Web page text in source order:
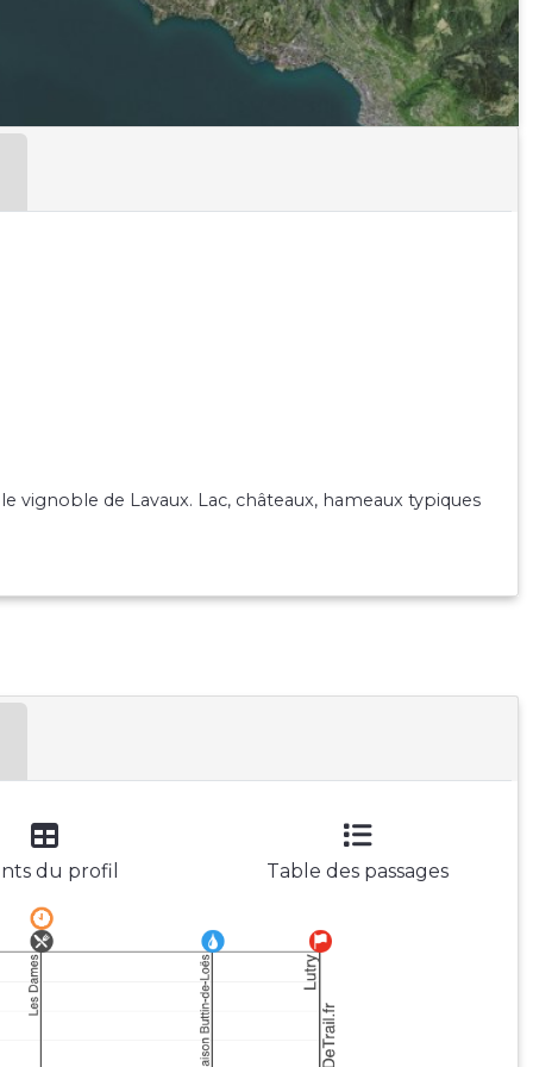
vignoble de Lavaux. Lac, châteaux, hameaux typiques
du profil Table des passages